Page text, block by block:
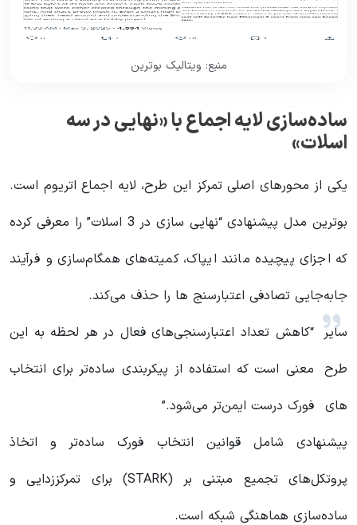
منبع: ویتالیک بوترین
ساده‌سازی لایه اجماع با «نهایی در سه
اسلات»
یکی از محورهای اصلی تمرکز این طرح، لایه اجماع اتریوم است.
بوترین مدل پیشنهادی “نهایی سازی در 3 اسلات” را معرفی کرده
که اجزای پیچیده مانند ایپاک، کمیته‌های همگام‌سازی و فرآیند
جا‌به‌جایی تصادفی اعتبارسنج ها را حذف می‌کند.
“کاهش تعداد اعتبارسنجی‌های فعال در هر لحظه به این
معنی است که استفاده از پیکربندی ساده‌تر برای انتخاب
فورک درست ایمن‌تر می‌شود.”
سایر
طرح
های
پیشنهادی شامل قوانین انتخاب فورک ساده‌تر و اتخاذ
پروتکل‌های تجمیع مبتنی بر (STARK) برای تمرکززدایی و
ساده‌سازی هماهنگی شبکه است.